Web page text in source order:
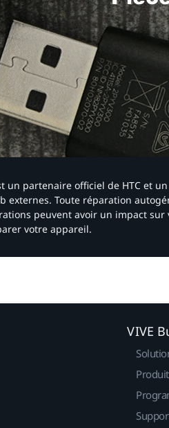
un partenaire officiel de HTC et
externes. Toute réparation
peuvent avoir un impact
votre appareil.​
VIVE